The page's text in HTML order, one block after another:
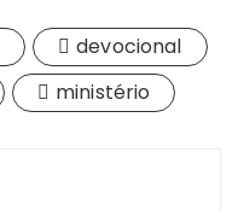
devocional
ministério